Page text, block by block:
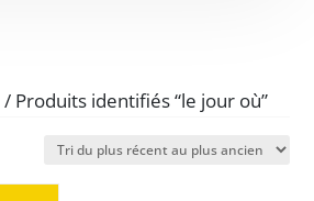
/ Produits identifiés “le jour où”